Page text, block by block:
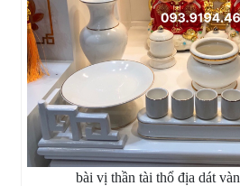
bài vị thần tài thổ địa dát